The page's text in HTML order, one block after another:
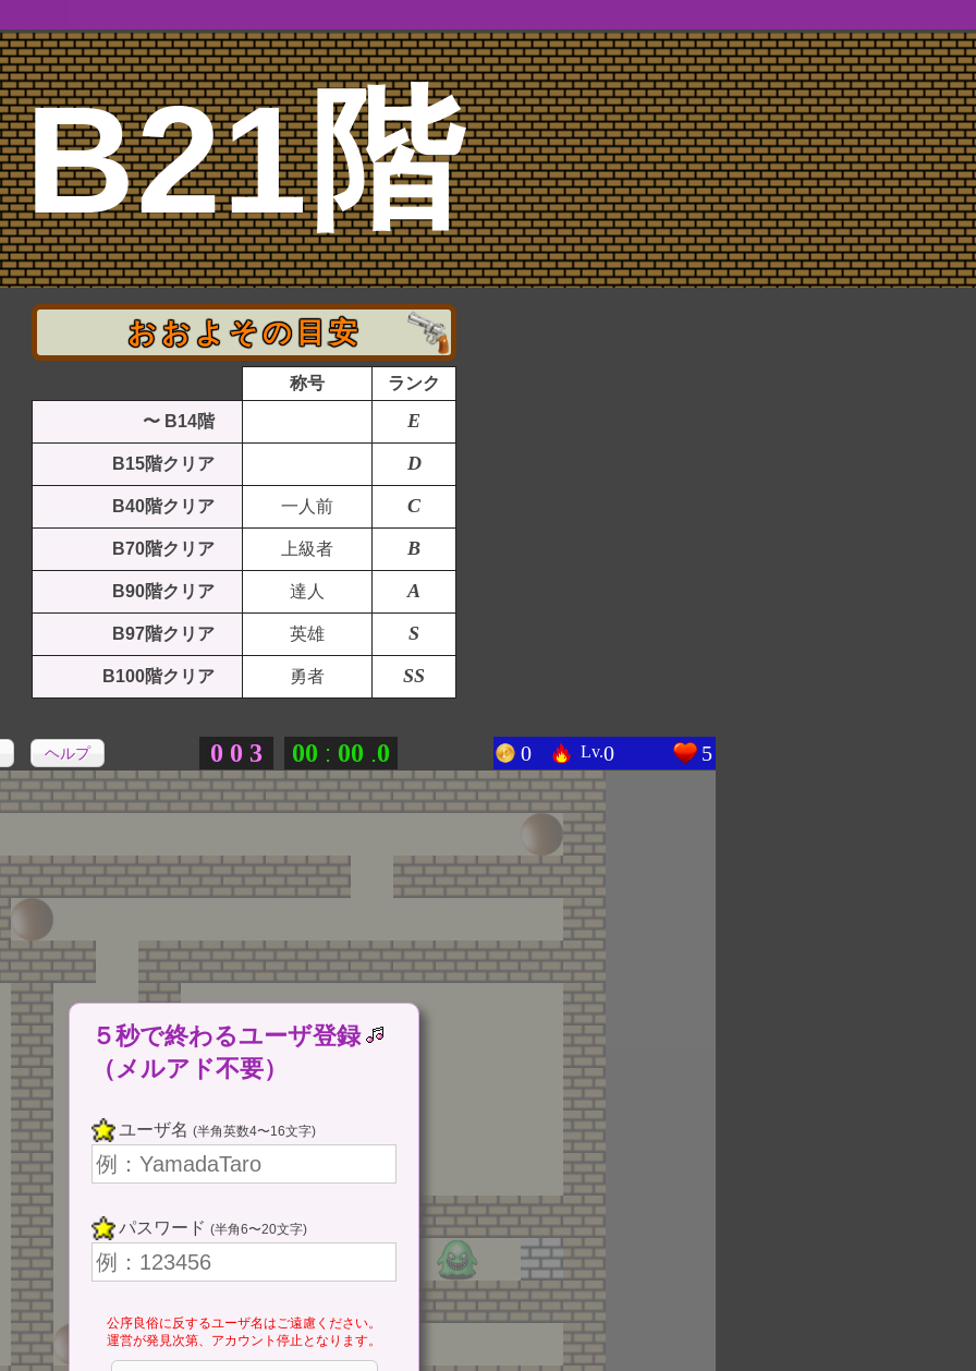
B21階
おおよその目安
称号 ランク
〜 B14階 E
B15階クリア D
B40階クリア 一人前 C
B70階クリア 上級者 B
B90階クリア 達人 A
B97階クリア 英雄 S
B100階クリア 勇者 SS
ヘルプ 0 0 3 00 : 00 .0 0 Lv.0 5
５秒で終わるユーザ登録
（メルアド不要）
ユーザ名 (半角英数4〜16文字)
パスワード (半角6〜20文字)
公序良俗に反するユーザ名はご遠慮ください。
運営が発見次第、アカウント停止となります。